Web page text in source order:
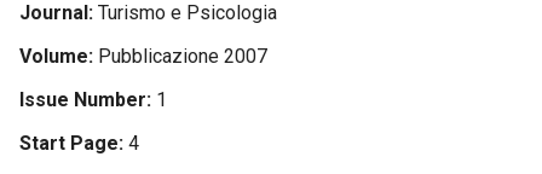
Journal Turismo e Psicologia
Volume Pubblicazione 2007
Issue Number 1
Start Page 4